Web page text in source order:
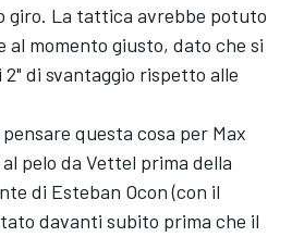
giro. La tattica avrebbe potuto
al momento giusto, dato che si
di svantaggio rispetto alle
questa cosa per Max
pelo da Vettel prima della
di Esteban Ocon (con il
davanti subito prima che il